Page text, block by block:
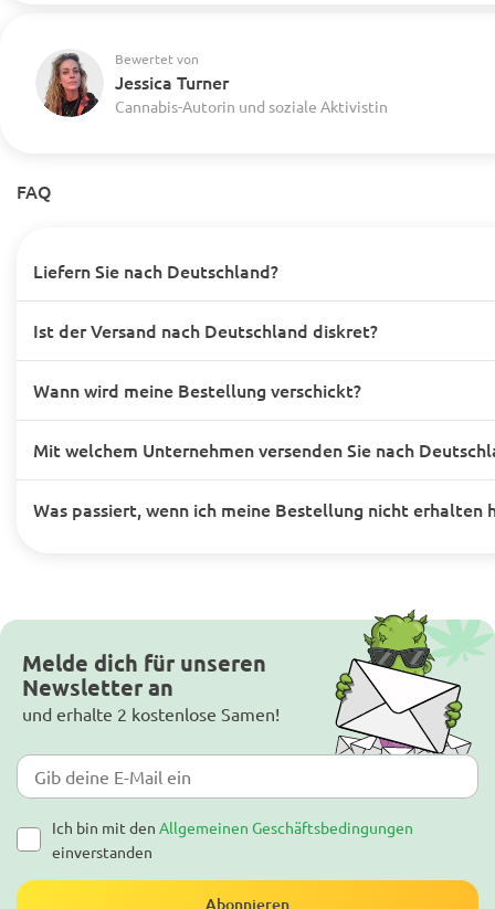
Bewertet von
Jessica Turner
Cannabis-Autorin und soziale Aktivistin
FAQ
Liefern Sie nach Deutschland?
Ist der Versand nach Deutschland diskret?
Wann wird meine Bestellung verschickt?
Mit welchem Unternehmen versenden Sie nach
Was passiert, wenn ich meine Bestellung nicht erhalten
Melde dich für unseren
Newsletter an
und erhalte 2 kostenlose Samen!
Ich bin mit den Allgemeinen Geschäftsbedingungen
einverstanden
Abonnieren